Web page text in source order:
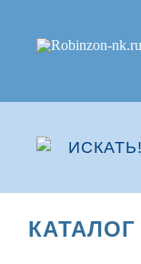
КАТАЛОГ